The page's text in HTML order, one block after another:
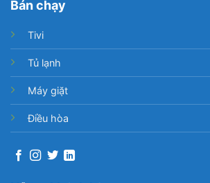
áo sẽ không còn bị ám mùi ẩm hay
Bán chạy
Tivi
Tủ lạnh
Máy giặt
Điều hòa